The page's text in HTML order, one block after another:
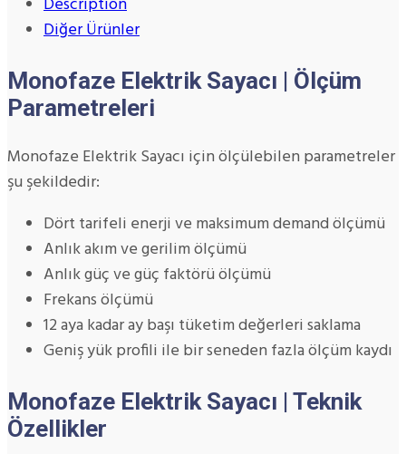
Diğer Ürünler
Monofaze Elektrik Sayacı | Ölçüm
Parametreleri
Monofaze Elektrik Sayacı için ölçülebilen parametreler
şu şekildedir:
Dört tarifeli enerji ve maksimum demand ölçümü
Anlık akım ve gerilim ölçümü
Anlık güç ve güç faktörü ölçümü
Frekans ölçümü
12 aya kadar ay başı tüketim değerleri saklama
Geniş yük profili ile bir seneden fazla ölçüm kaydı
Monofaze Elektrik Sayacı | Teknik
Özellikler